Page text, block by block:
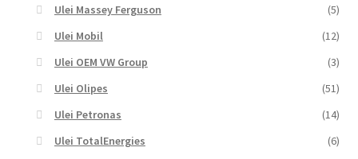
Ulei Massey Ferguson
(5)
Ulei Mobil
(12)
Ulei OEM VW Group
(3)
Ulei Olipes
(51)
Ulei Petronas
(14)
Ulei TotalEnergies
(6)